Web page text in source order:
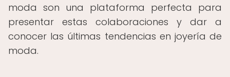
moda son una plataforma perfecta para
presentar estas colaboraciones y dar a
conocer las últimas tendencias en joyería de
moda.